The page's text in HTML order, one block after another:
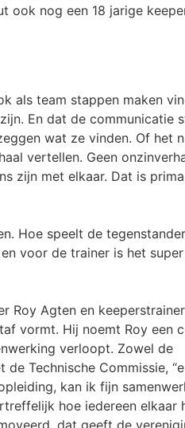
ook nog een 18 jarige
als team stappen maken
En dat de communicatie
wat ze vinden. Of het
vertellen. Geen
zijn met elkaar. Dat is
Hoe speelt de
voor de trainer is het
Roy Agten en
vormt. Hij noemt Roy een
verloopt. Zowel de
Technische Commissie,
kan ik fijn
hoe iedereen elkaar
dat geeft de